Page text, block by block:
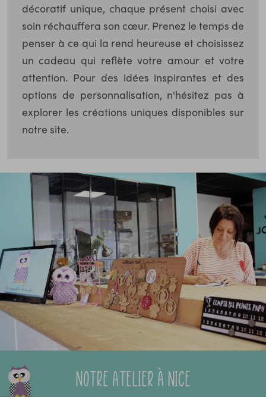
décoratif unique, chaque présent choisi avec
soin réchauffera son cœur. Prenez le temps de
penser à ce qui la rend heureuse et choisissez
un cadeau qui reflète votre amour et votre
attention. Pour des idées inspirantes et des
options de personnalisation, n'hésitez pas à
explorer les créations uniques disponibles sur
notre site.
Notre atelier à Nice